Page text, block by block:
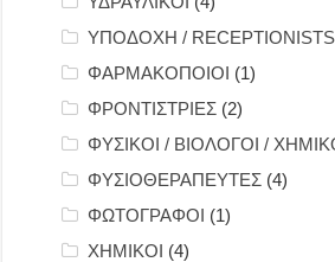
ΥΠΟΔΟΧΗ / RECEPTIONISTS
ΦΑΡΜΑΚΟΠΟΙΟΙ (1)
ΦΡΟΝΤΙΣΤΡΙΕΣ (2)
ΦΥΣΙΚΟΙ / ΒΙΟΛΟΓΟΙ /
ΦΥΣΙΟΘΕΡΑΠΕΥΤΕΣ (4)
ΦΩΤΟΓΡΑΦΟΙ (1)
ΧΗΜΙΚΟΙ (4)